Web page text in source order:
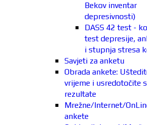
Bekov inventar
depresivnosti)
DASS 42 test -
test depresije,
i stupnja stresa
Savjeti za anketu
Obrada ankete:
vrijeme i usredotočite
rezultate
Mrežne/Internet/
ankete